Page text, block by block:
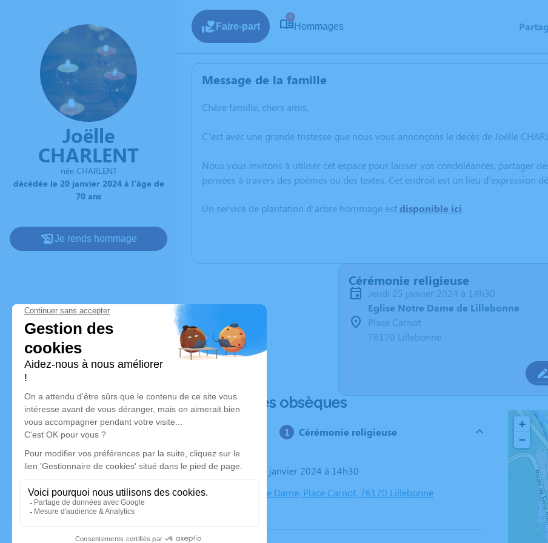
Joëlle
CHARLENT
née CHARLENT
décédée le 20 janvier 2024 à l'âge de
70 ans
Je rends hommage
Faire-part
1
Hommages
Message de la famille
Chère famille, chers amis,
C’est avec une grande tristesse que nous vous annonçons le décès de Joëlle
Nous vous invitons à utiliser cet espace pour laisser vos condoléances, partager
pensées à travers des poèmes ou des textes. Cet endroit est un lieu d'expression
Un service de plantation d’arbre hommage estdisponible ici.
Cérémonie religieuse
jeudi 25 janvier 2024 à 14h30
Eglise Notre Dame de Lillebonne
Place Carnot
76170 Lillebonne
Déroulé des obsèques
Cérémonie religieuse
Le jeudi 25 janvier 2024 à 14h30
Eglise Notre Dame, Place Carnot, 76170 Lillebonne
+
−